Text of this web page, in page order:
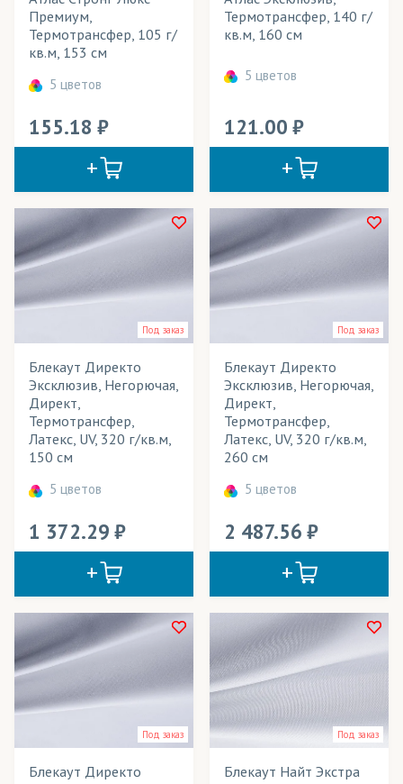
Выставочные стенды
Галстуки
Гимнастическая форма
Декорации
Детская одежда
Жалюзи
Занавесы
Звукоизолирующие конструкции
Зонты
Игрушки антистресс
Кабинетные флаги
Календари
Картины
Купальники
Лайтбоксы
Леггинсы
Лонгсливы
Маркизы
Премиум,
Термотрансфер, 105 г/
кв.м, 153 см
5 цветов
155.18
Термотрансфер, 140 г/
кв.м, 160 см
5 цветов
121.00
Под заказ
Блекаут Директо
Эксклюзив, Негорючая,
Директ,
Термотрансфер,
Латекс, UV, 320 г/кв.м,
150 см
5 цветов
1 372.29
Под заказ
Блекаут Директо
Эксклюзив, Негорючая,
Директ,
Термотрансфер,
Латекс, UV, 320 г/кв.м,
260 см
5 цветов
2 487.56
Под заказ
Блекаут Директо
Под заказ
Блекаут Найт Экстра